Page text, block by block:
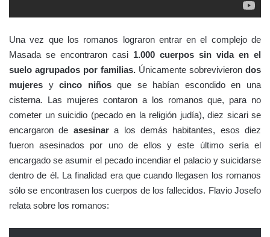
Una vez que los romanos lograron entrar en el complejo de
Masada se encontraron casi 1.000 cuerpos sin vida en el
suelo agrupados por familias. Únicamente sobrevivieron dos
mujeres ycinco niñosque se habían escondido en una
cisterna. Las mujeres contaron a los romanos que, para no
cometer un suicidio (pecado en la religión judía), diez sicari se
encargaron de asesinara los demás habitantes, esos diez
fueron asesinados por uno de ellos y este último sería el
encargado se asumir el pecado incendiar el palacio y suicidarse
dentro de él. La finalidad era que cuando llegasen los romanos
sólo se encontrasen los cuerpos de los fallecidos. Flavio Josefo
relata sobre los romanos: